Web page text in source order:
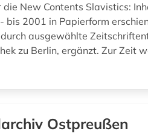
die New Contents Slavistics:
bis 2001 in Papierform
ausgewählte
zu Berlin, ergänzt. Zur Zeit
Ostpreußen